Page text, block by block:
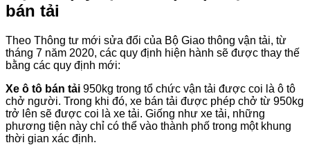
bán tải
Theo Thông tư mới sửa đổi của Bộ Giao thông vận tải, từ
tháng 7 năm 2020, các quy định hiện hành sẽ được thay thế
bằng các quy định mới:
Xe ô tô bán tải 950kg trong tổ chức vận tải được coi là ô tô
chở người. Trong khi đó, xe bán tải được phép chở từ 950kg
trở lên sẽ được coi là xe tải. Giống như xe tải, những
phương tiện này chỉ có thể vào thành phố trong một khung
thời gian xác định.